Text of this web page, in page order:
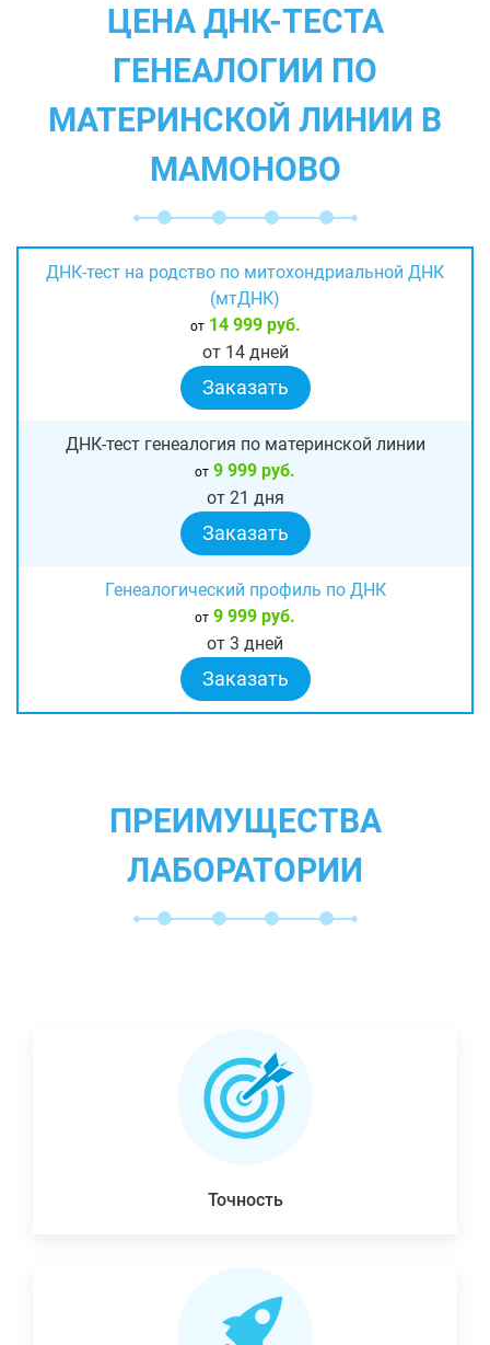
ЦЕНА ДНК-ТЕСТА
ГЕНЕАЛОГИИ ПО
МАТЕРИНСКОЙ ЛИНИИ В
МАМОНОВО
ДНК-тест на родство по митохондриальной ДНК
(мтДНК)
от14 999 руб.
от 14 дней
Заказать
ДНК-тест генеалогия по материнской линии
от 9 999 руб.
от 21 дня
Заказать
Генеалогический профиль по ДНК
от 9 999 руб.
от 3 дней
Заказать
ПРЕИМУЩЕСТВА
ЛАБОРАТОРИИ
Точность